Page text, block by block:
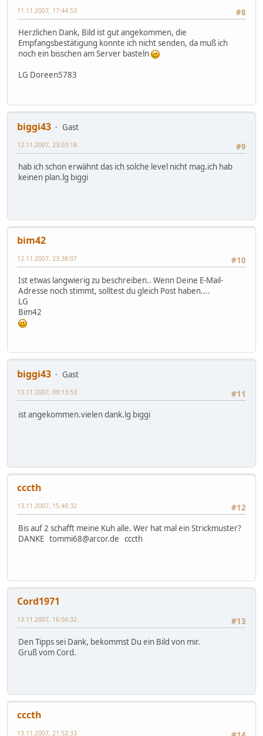
#8
11.11.2007, 17:44:53
Herzlichen Dank, Bild ist gut angekommen, die
Empfangsbestätigung konnte ich nicht senden, da muß ich
noch ein bisschen am Server basteln
LG Doreen5783
biggi43
Gast
#9
12.11.2007, 23:03:18
hab ich schon erwähnt das ich solche level nicht mag.ich hab
keinen plan.lg biggi
bim42
#10
12.11.2007, 23:38:07
Ist etwas langwierig zu beschreiben.. Wenn Deine E-Mail-
Adresse noch stimmt, solltest du gleich Post haben....
LG
Bim42
biggi43
Gast
#11
13.11.2007, 09:13:53
ist angekommen.vielen dank.lg biggi
cccth
#12
13.11.2007, 15:48:32
Bis auf 2 schafft meine Kuh alle. Wer hat mal ein Strickmuster?
DANKE tommi68@arcor.de cccth
Cord1971
#13
13.11.2007, 16:56:32
Den Tipps sei Dank, bekommst Du ein Bild von mir.
Gruß vom Cord.
cccth
13.11.2007, 21:52:33